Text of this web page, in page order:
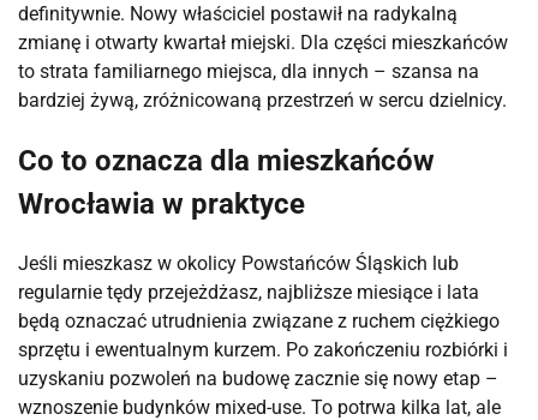
definitywnie. Nowy właściciel postawił na radykalną
zmianę i otwarty kwartał miejski. Dla części mieszkańców
to strata familiarnego miejsca, dla innych – szansa na
bardziej żywą, zróżnicowaną przestrzeń w sercu dzielnicy.
Co to oznacza dla mieszkańców
Wrocławia w praktyce
Jeśli mieszkasz w okolicy Powstańców Śląskich lub
regularnie tędy przejeżdżasz, najbliższe miesiące i lata
będą oznaczać utrudnienia związane z ruchem ciężkiego
sprzętu i ewentualnym kurzem. Po zakończeniu rozbiórki i
uzyskaniu pozwoleń na budowę zacznie się nowy etap –
wznoszenie budynków mixed-use. To potrwa kilka lat, ale